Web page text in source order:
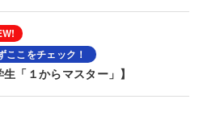
ここをチェック！
生「１からマスター」】